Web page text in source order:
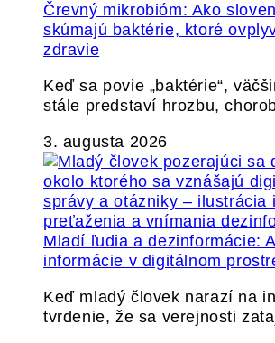
Črevný mikrobióm: Ako
skúmajú baktérie, ktoré
zdravie
Keď sa povie „baktérie“,
stále predstaví hrozbu,
3. augusta 2026
Mladí ľudia a dezinformácie:
informácie v digitálnom
Keď mladý človek narazí na
tvrdenie, že sa verejnosti